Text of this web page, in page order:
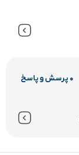
0 پرسش و پاسخ